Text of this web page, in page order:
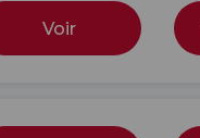
Voir